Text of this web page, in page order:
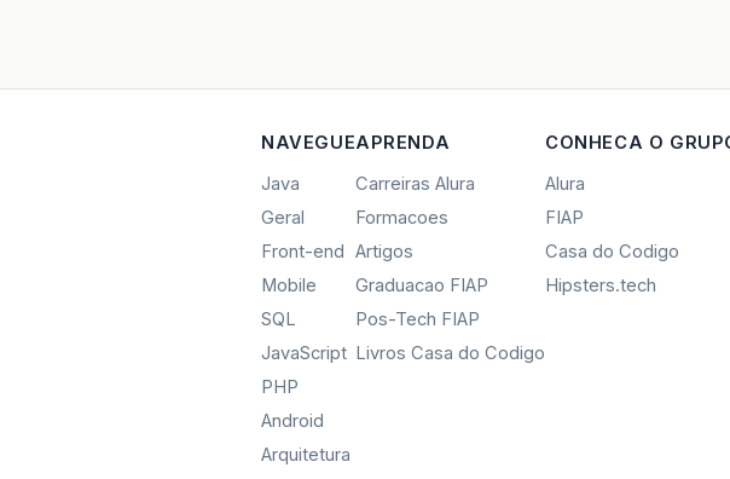
NAVEGUE
Java
Geral
Front-end
Mobile
SQL
JavaScript
PHP
Android
Arquitetura
APRENDA
Carreiras Alura
Formacoes
Artigos
Graduacao FIAP
Pos-Tech FIAP
Livros Casa do Codigo
CONHECA O
Alura
FIAP
Casa do Codigo
Hipsters.tech